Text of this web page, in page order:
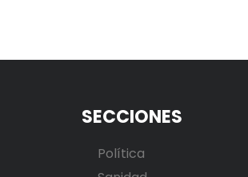
SECCIONES
Política